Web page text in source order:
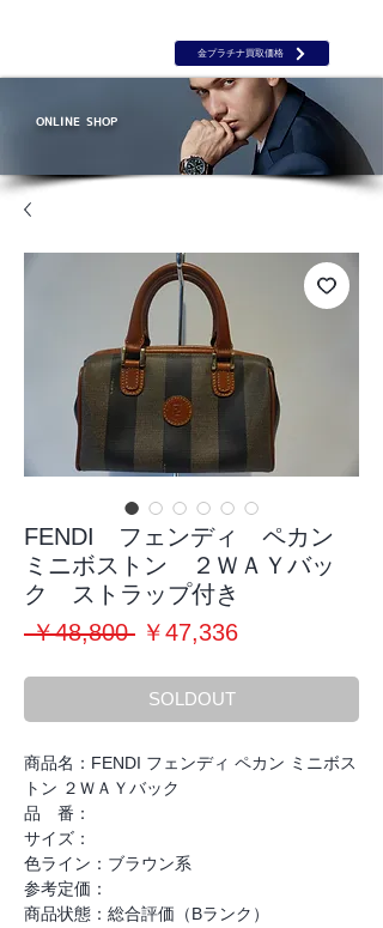
金プラチナ買取価格
ONLINE SHOP
FENDI フェンディ ペカン
ミニボストン ２ＷＡＹバッ
ク ストラップ付き
￥48,800 通
価
格
￥47,336セ
価
格
SOLDOUT
商品名：FENDI フェンディ ペカン ミニボス
トン ２ＷＡＹバック
品 番：
サイズ：
色ライン：ブラウン系
参考定価：
商品状態：総合評価（Bランク）